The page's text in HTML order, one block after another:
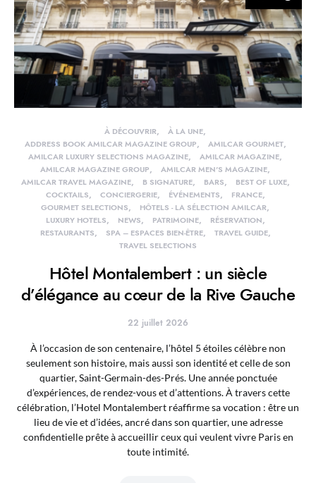
À DÉCOUVRIR
À LA UNE
ADDRESS BOOK AMILCAR MAGAZINE GROUP
AMILCAR GOURMET
AMILCAR LUXURY SELECTIONS MAGAZINE
AMILCAR MAGAZINE
AMILCAR MAGAZINE GROUP
AMILCAR MEN'S MAGAZINE
AMILCAR TRAVEL MAGAZINE
B SIGNATURE BARS
BEST OF LUXE
COCKTAILS
CONCIERGERIE ÉVÉNEMENTS
FRANCE
GOURMET SELECTIONS
HÔTELS - LA SÉLECTION AMILCAR
LUXURY HOTELS
NEWS PATRIMOINE
RÉSERVATION
RESTAURANTS
SPA – ESPACES BIEN-ÊTRE
TRAVEL GUIDE
TRAVEL SELECTIONS
Hôtel Montalembert : un siècle
d’élégance au cœur de la Rive Gauche
22 juillet 2026
À l’occasion de son centenaire, l’hôtel 5 étoiles célèbre non
seulement son histoire, mais aussi son identité et celle de son
quartier, Saint-Germain-des-Prés. Une année ponctuée
d’expériences, de rendez-vous et d’attentions. À travers cette
célébration, l’Hotel Montalembert réaffirme sa vocation : être un
lieu de vie et d’idées, ancré dans son quartier, une adresse
confidentielle prête à accueillir ceux qui veulent vivre Paris en
toute intimité.